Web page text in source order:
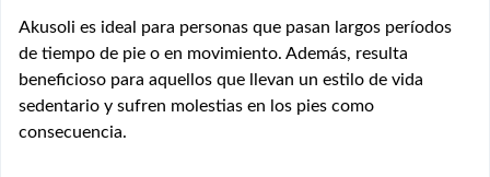
Akusoli es ideal para personas que pasan largos períodos
de tiempo de pie o en movimiento. Además, resulta
beneficioso para aquellos que llevan un estilo de vida
sedentario y sufren molestias en los pies como
consecuencia.